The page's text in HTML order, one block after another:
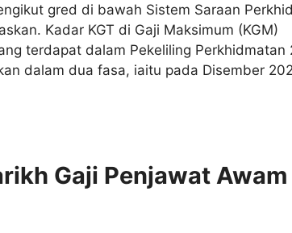
gred di bawah Sistem Saraan
Kadar KGT di Gaji Maksimum (KGM)
terdapat dalam Pekeliling Perkhidmatan
dalam dua fasa, iaitu pada Disember
Gaji Penjawat Awam